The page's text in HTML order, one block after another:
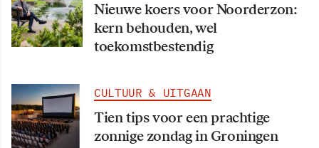
Nieuwe koers voor Noorderzon:
kern behouden, wel
toekomstbestendig
CULTUUR & UITGAAN
Tien tips voor een prachtige
zonnige zondag in Groningen